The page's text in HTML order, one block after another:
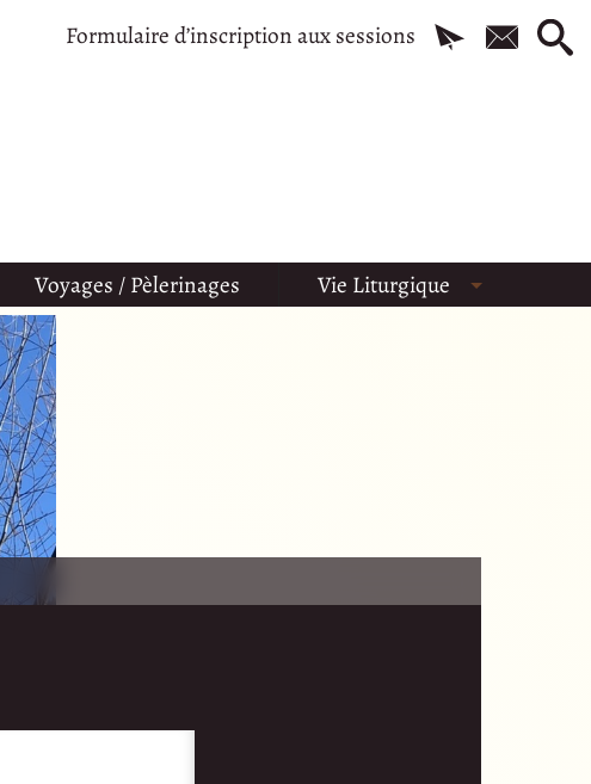
Formulaire d’inscription aux sessions
Voyages / Pèlerinages Vie Liturgique